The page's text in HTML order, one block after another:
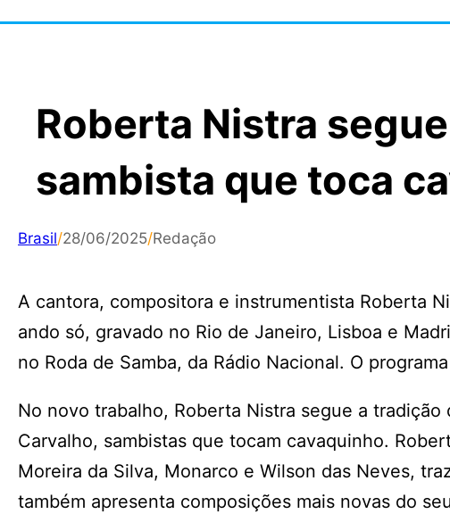
Roberta Nistra
sambista que toca
Brasil/28/06/2025/Redação
A cantora, compositora e instrumentista Roberta
ando só, gravado no Rio de Janeiro, Lisboa e
no Roda de Samba, da Rádio Nacional. O
No novo trabalho, Roberta Nistra segue a
Carvalho, sambistas que tocam cavaquinho.
Moreira da Silva, Monarco e Wilson das Neves,
também apresenta composições mais novas do